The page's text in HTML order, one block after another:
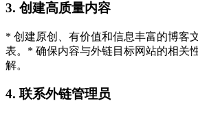
3. 创建高质量内容
* 创建原创、有价值和信息丰富的博客
表。* 确保内容与外链目标网站的相关
解。
4. 联系外链管理员